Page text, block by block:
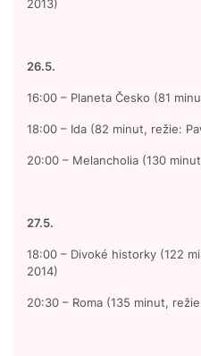
2013)
26.5.
16:00 – Planeta Česko (81
18:00 – Ida (82 minut, režie:
20:00 – Melancholia (130
27.5.
18:00 – Divoké historky (122
2014)
20:30 – Roma (135 minut,